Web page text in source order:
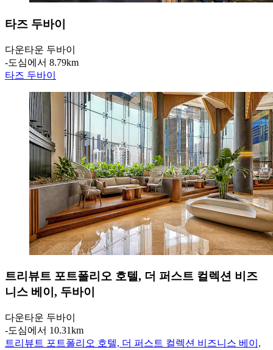
타즈 두바이
다운타운 두바이
‐도심에서 8.79km
타즈 두바이
트리뷰트 포트폴리오 호텔, 더 퍼스트 컬렉션 비즈
니스 베이, 두바이
다운타운 두바이
‐도심에서 10.31km
트리뷰트 포트폴리오 호텔, 더 퍼스트 컬렉션 비즈니스 베이,